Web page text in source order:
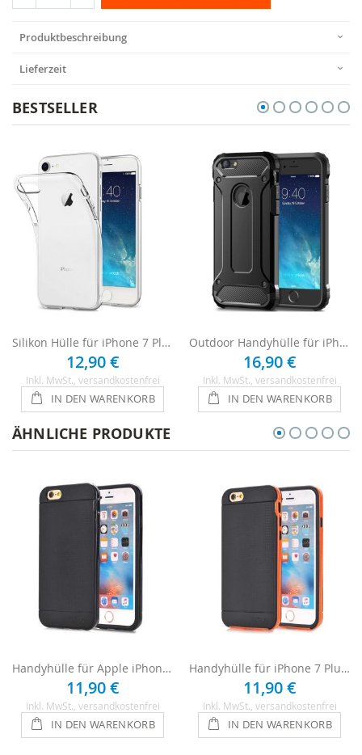
Produktbeschreibung
Lieferzeit
BESTSELLER
Silikon Hülle für iPhone 7 Plus - Transparent
12,90 €
Inkl. MwSt. , versandkostenfrei
IN DEN WARENKORB
Outdoor Handyhülle für iPhone 7 Plus - Schwarz
16,90 €
Inkl. MwSt. , versandkostenfrei
IN DEN WARENKORB
ÄHNLICHE PRODUKTE
Handyhülle für Apple iPhone 7 Plus - Schwarz
11,90 €
Inkl. MwSt. , versandkostenfrei
IN DEN WARENKORB
Handyhülle für iPhone 7 Plus - Schwarz / Orange
11,90 €
Inkl. MwSt. , versandkostenfrei
IN DEN WARENKORB